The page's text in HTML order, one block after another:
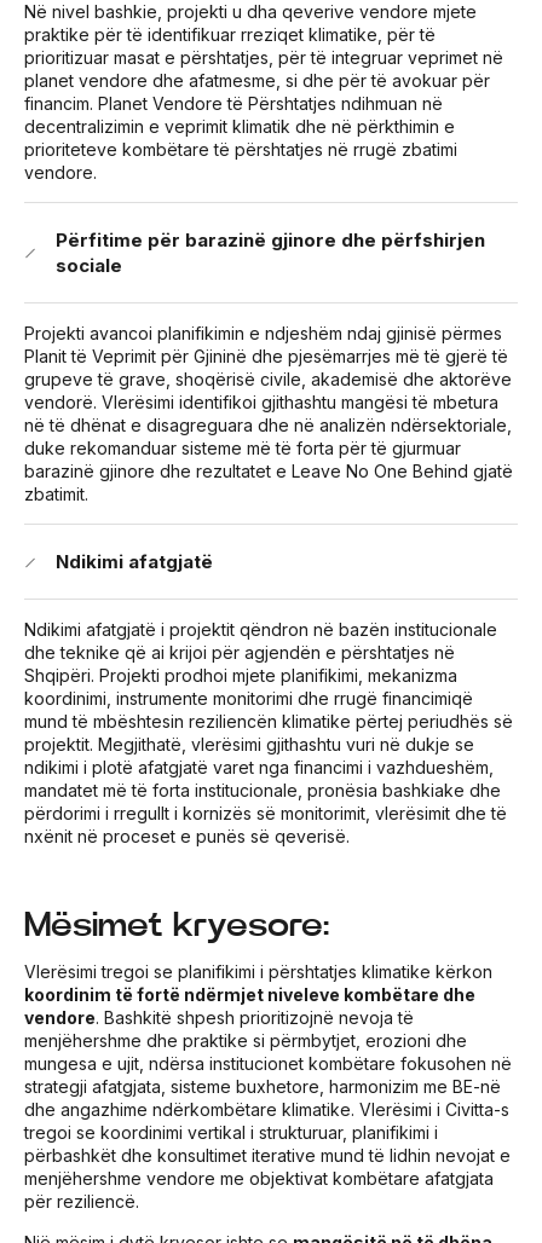
Në nivel bashkie, projekti u dha qeverive vendore mjete
praktike për të identifikuar rreziqet klimatike, për të
prioritizuar masat e përshtatjes, për të integruar veprimet në
planet vendore dhe afatmesme, si dhe për të avokuar për
financim. Planet Vendore të Përshtatjes ndihmuan në
decentralizimin e veprimit klimatik dhe në përkthimin e
prioriteteve kombëtare të përshtatjes në rrugë zbatimi
vendore.
Përfitime për barazinë gjinore dhe përfshirjen
sociale
Projekti avancoi planifikimin e ndjeshëm ndaj gjinisë përmes
Planit të Veprimit për Gjininë dhe pjesëmarrjes më të gjerë të
grupeve të grave, shoqërisë civile, akademisë dhe aktorëve
vendorë. Vlerësimi identifikoi gjithashtu mangësi të mbetura
në të dhënat e disagreguara dhe në analizën ndërsektoriale,
duke rekomanduar sisteme më të forta për të gjurmuar
barazinë gjinore dhe rezultatet e Leave No One Behind gjatë
zbatimit.
Ndikimi afatgjatë
Ndikimi afatgjatë i projektit qëndron në bazën institucionale
dhe teknike që ai krijoi për agjendën e përshtatjes në
Shqipëri. Projekti prodhoi mjete planifikimi, mekanizma
koordinimi, instrumente monitorimi dhe rrugë financimiqë
mund të mbështesin reziliencën klimatike përtej periudhës së
projektit. Megjithatë, vlerësimi gjithashtu vuri në dukje se
ndikimi i plotë afatgjatë varet nga financimi i vazhdueshëm,
mandatet më të forta institucionale, pronësia bashkiake dhe
përdorimi i rregullt i kornizës së monitorimit, vlerësimit dhe të
nxënit në proceset e punës së qeverisë.
Mësimet kryesore:
Vlerësimi tregoi se planifikimi i përshtatjes klimatike kërkon
koordinim të fortë ndërmjet niveleve kombëtare dhe
vendore. Bashkitë shpesh prioritizojnë nevoja të
menjëhershme dhe praktike si përmbytjet, erozioni dhe
mungesa e ujit, ndërsa institucionet kombëtare fokusohen në
strategji afatgjata, sisteme buxhetore, harmonizim me BE-në
dhe angazhime ndërkombëtare klimatike. Vlerësimi i Civitta-s
tregoi se koordinimi vertikal i strukturuar, planifikimi i
përbashkët dhe konsultimet iterative mund të lidhin nevojat e
menjëhershme vendore me objektivat kombëtare afatgjata
për reziliencë.